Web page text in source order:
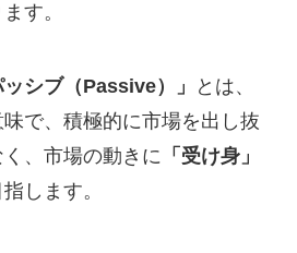
す。
シブ（Passive）」
とは、
味で、積極的に市場を出し抜
、市場の動きに 「受け身」
します。